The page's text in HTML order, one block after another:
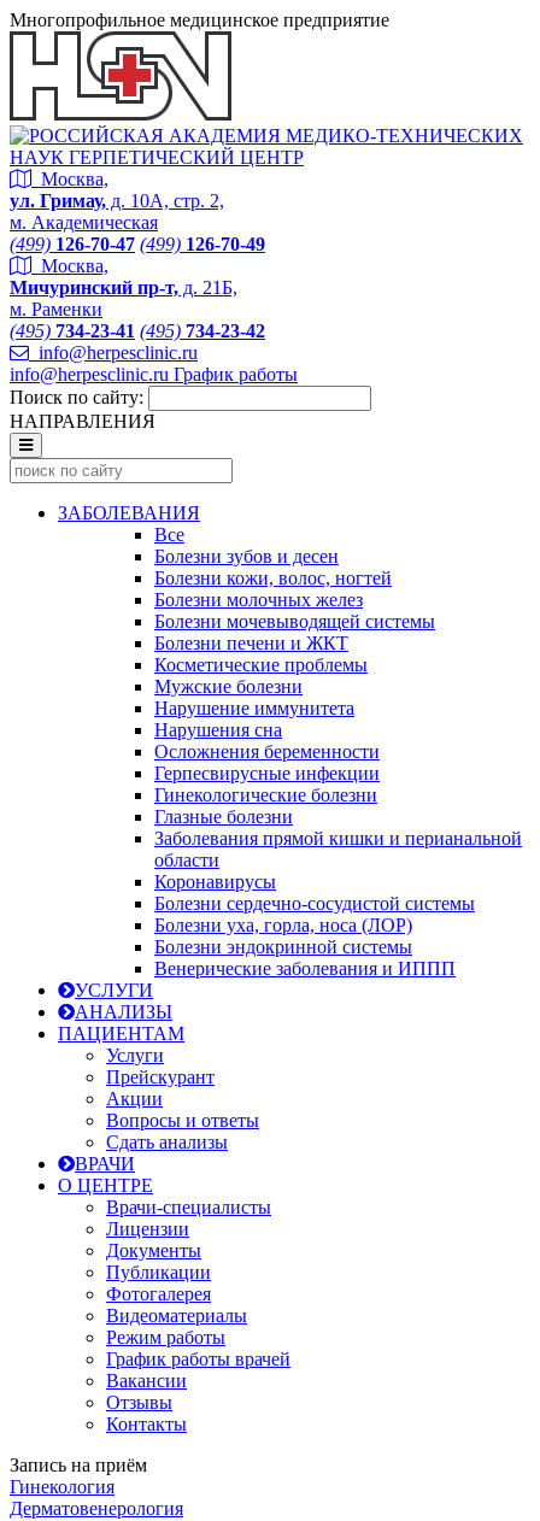
Многопрофильное медицинское предприятие
Москва,
ул. Гримау, д. 10А, стр. 2,
м. Академическая
(499) 126-70-47 (499) 126-70-49
Москва,
Мичуринский пр-т, д. 21Б,
м. Раменки
(495) 734-23-41 (495) 734-23-42
info@herpesclinic.ru
info@herpesclinic.ru График работы
Поиск по сайту:
НАПРАВЛЕНИЯ
ЗАБОЛЕВАНИЯ
Все
Болезни зубов и десен
Болезни кожи, волос, ногтей
Болезни молочных желез
Болезни мочевыводящей системы
Болезни печени и ЖКТ
Косметические проблемы
Мужские болезни
Нарушение иммунитета
Нарушения сна
Осложнения беременности
Герпесвирусные инфекции
Гинекологические болезни
Глазные болезни
Заболевания прямой кишки и перианальной
области
Коронавирусы
Болезни сердечно-сосудистой системы
Болезни уха, горла, носа (ЛОР)
Болезни эндокринной системы
Венерические заболевания и ИППП
УСЛУГИ
АНАЛИЗЫ
ПАЦИЕНТАМ
Услуги
Прейскурант
Акции
Вопросы и ответы
Сдать анализы
ВРАЧИ
О ЦЕНТРЕ
Врачи-специалисты
Лицензии
Документы
Публикации
Фотогалерея
Видеоматериалы
Режим работы
График работы врачей
Вакансии
Отзывы
Контакты
Запись на приём
Гинекология
Дерматовенерология